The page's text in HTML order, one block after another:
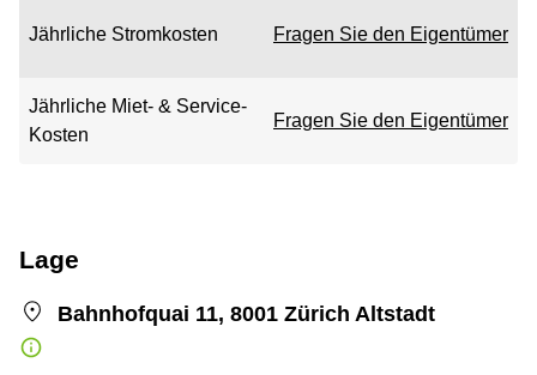
Jährliche Stromkosten Fragen Sie den Eigentümer
Jährliche Miet- & Service-
Kosten
Fragen Sie den Eigentümer
Lage
Bahnhofquai 11, 8001 Zürich Altstadt